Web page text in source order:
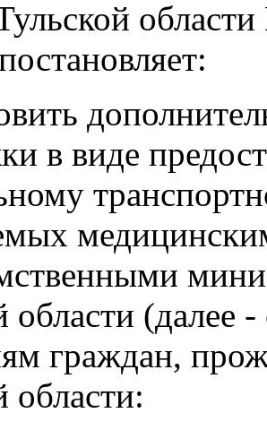
в виде
области (далее
граждан,
области: